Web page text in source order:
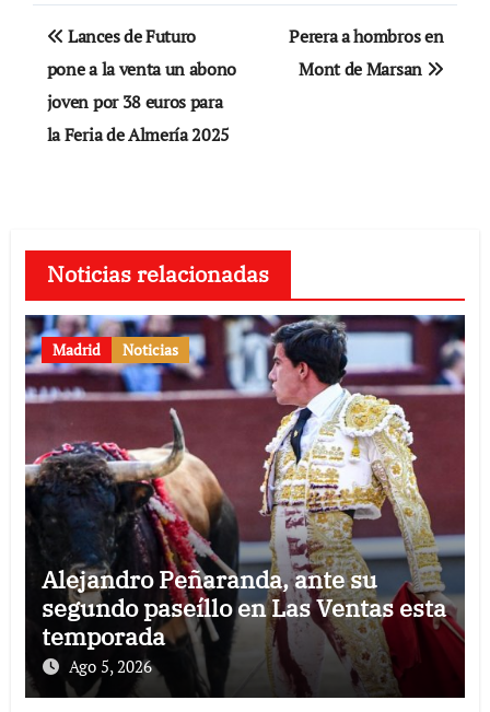
Navegación
de
entradas
Lances de Futuro
pone a la venta un abono
joven por 38 euros para
la Feria de Almería 2025
Perera a hombros en
Mont de Marsan
Noticias relacionadas
Madrid Noticias
Alejandro Peñaranda, ante su
segundo paseíllo en Las Ventas esta
temporada
Ago 5, 2026